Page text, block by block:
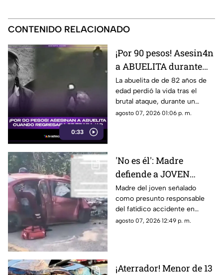
CONTENIDO RELACIONADO
0:33
¡Por 90 pesos! Asesin4n
a ABUELITA durante
ASALTO cuando
regresaba de trabajar
(+VIDEO)
La abuelita de de 82 años de
edad perdió la vida tras el
brutal ataque, durante un
asalto, cuando regresaba de
agosto 07, 2026 01:06 p. m.
'No es él': Madre
defiende a JOVEN
señalado como
presunto responsable
del accidente donde
MURIÓ pareja y bebé en
Madre del joven señalado
como presunto responsable
del fatídico accidente en
Campeche, rompe el silencio
agosto 07, 2026 12:49 p. m.
¡Aterrador! Menor de 13